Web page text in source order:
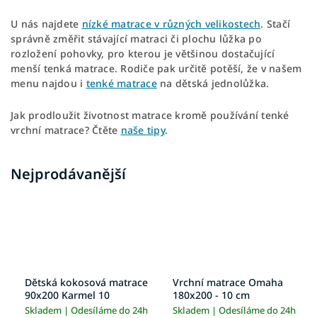
U nás najdete nízké matrace v různých velikostech. Stačí
správně změřit stávající matraci či plochu lůžka po
rozložení pohovky, pro kterou je většinou dostačující
menší tenká matrace. Rodiče pak určitě potěší, že v našem
menu najdou i tenké matracena dětská jednolůžka.
Jak prodloužit životnost matrace kromě používání tenké
vrchní matrace? Čtěte naše tipy.
Nejprodávanější
Dětská kokosová matrace
90x200 Karmel 10
Skladem | Odesíláme do 24h
Vrchní matrace Omaha
180x200 - 10 cm
Skladem | Odesíláme do 24h